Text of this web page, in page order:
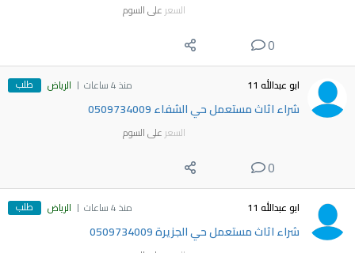
السعر على السوم
0
ابو عبدالله 11 منذ 4 ساعات الرياض طلب
شراء اثاث مستعمل حي الشفاء 0509734009
السعر على السوم
0
ابو عبدالله 11 منذ 4 ساعات الرياض طلب
شراء اثاث مستعمل حي الجزيرة 0509734009